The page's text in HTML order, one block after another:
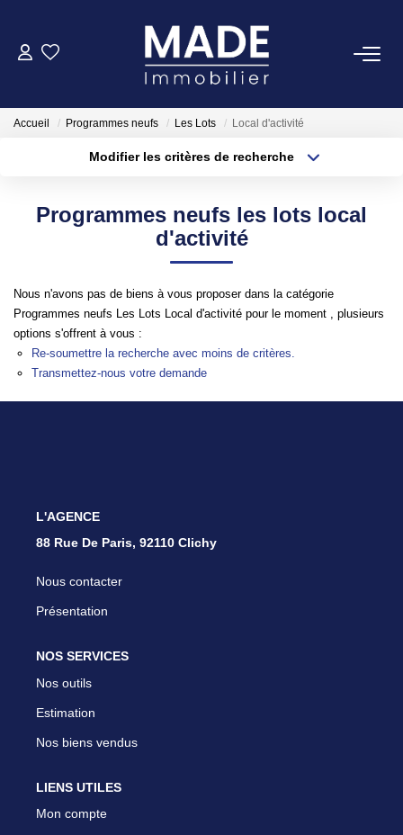
ACHETER
NOTRE AGENCE
Qui Sommes-Nous
Notre Équipe
Accueil Programmes neufs Les Lots Local d'activité
Modifier les critères de recherche
Appartement
Type de bien
Surface min
Créer une alerte
Programmes neufs les lots local
d'activité
Nous n'avons pas de biens à vous proposer dans la catégorie
Programmes neufs Les Lots Local d'activité pour le moment , plusieurs
options s'offrent à vous :
Re-soumettre la recherche avec moins de critères.
Transmettez-nous votre demande
L'AGENCE
88 Rue De Paris, 92110 Clichy
Nous contacter
Présentation
NOS SERVICES
Nos outils
Estimation
Nos biens vendus
LIENS UTILES
Mon compte